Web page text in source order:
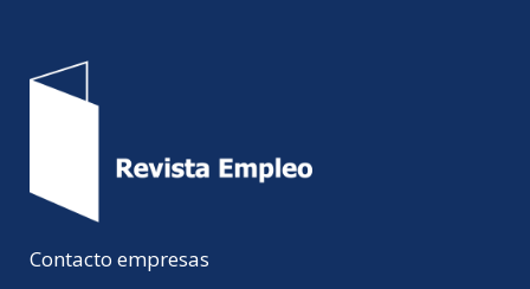
Contacto empresas